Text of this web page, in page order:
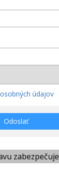
údajov
Odoslať
zabezpečuje